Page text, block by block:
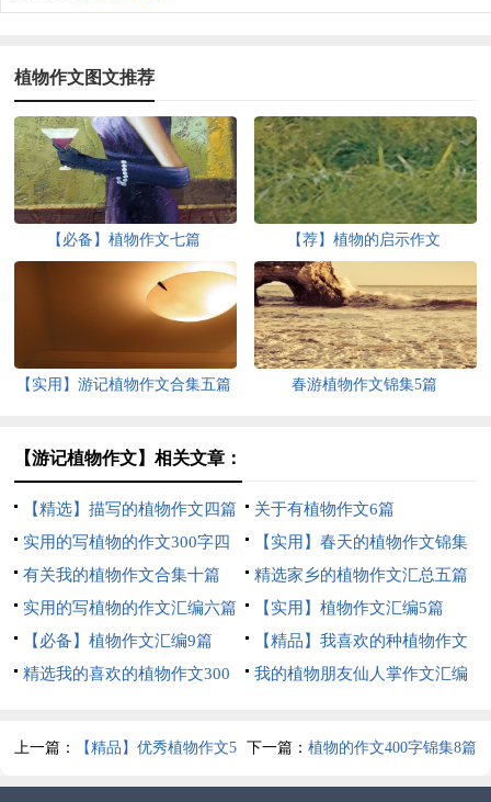
植物作文图文推荐
【必备】植物作文七篇 【荐】植物的启示作文
【实用】游记植物作文合集五篇 春游植物作文锦集5篇
【游记植物作文】相关文章：
【精选】描写的植物作文四篇
关于有植物作文6篇
实用的写植物的作文300字四
篇
【实用】春天的植物作文锦集
7篇
有关我的植物作文合集十篇
精选家乡的植物作文汇总五篇
实用的写植物的作文汇编六篇
【实用】植物作文汇编5篇
【必备】植物作文汇编9篇
【精品】我喜欢的种植物作文
300字4篇
精选我的喜欢的植物作文300
我的植物朋友仙人掌作文汇编
上一篇： 【精品】优秀植物作文5
篇
下一篇： 植物的作文400字锦集8篇